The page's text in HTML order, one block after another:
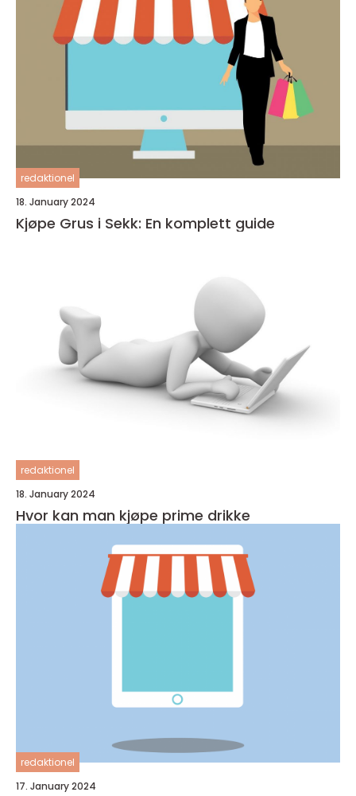
redaktionel
18. January 2024
Kjøpe Grus i Sekk: En komplett guide
redaktionel
18. January 2024
Hvor kan man kjøpe prime drikke
redaktionel
17. January 2024